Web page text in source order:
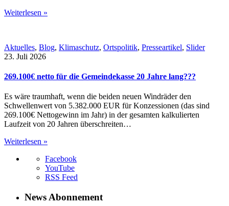
Weiterlesen »
Aktuelles, Blog, Klimaschutz, Ortspolitik, Presseartikel, Slider
23. Juli 2026
269.100€ netto für die Gemeindekasse 20 Jahre lang???
Es wäre traumhaft, wenn die beiden neuen Windräder den
Schwellenwert von 5.382.000 EUR für Konzessionen (das sind
269.100€ Nettogewinn im Jahr) in der gesamten kalkulierten
Laufzeit von 20 Jahren überschreiten…
Weiterlesen »
Facebook
YouTube
RSS Feed
News Abonnement